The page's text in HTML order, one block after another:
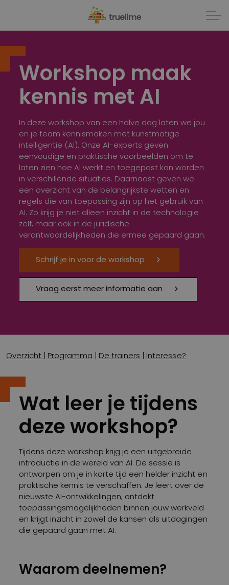
Workshop maak
kennis met AI
In deze workshop van een halve dag laten we jou
en je team kennismaken met kunstmatige
intelligentie (AI). Onze AI-experts geven
eenvoudige en praktische voorbeelden om te
laten zien hoe AI werkt en toegepast kan worden
in verschillende situaties. Daarnaast geven we
een overzicht van de belangrijkste wetten en
regels die van toepassing zijn op het gebruik van
AI. Zo krijg je niet alleen inzicht in de technologie
zelf, maar ook in de juridische
verantwoordelijkheden die ermee gepaard gaan.
Schrijf je in voor de workshop
Vraag eerst meer informatie aan
Overzicht | Programma | De trainers | Interesse?
Wat leer je tijdens
deze workshop?
Tijdens deze workshop krijg je een uitgebreide
introductie in de wereld van AI. De sessie is
ontworpen om je in korte tijd een helder inzicht en
praktische kennis te verschaffen. Je leert over de
nieuwste AI-ontwikkelingen, ontdekt
toepassingsmogelijkheden binnen jouw werkveld
en krijgt inzicht in zowel de kansen als uitdagingen
die gepaard gaan met AI.
Waarom deelnemen?